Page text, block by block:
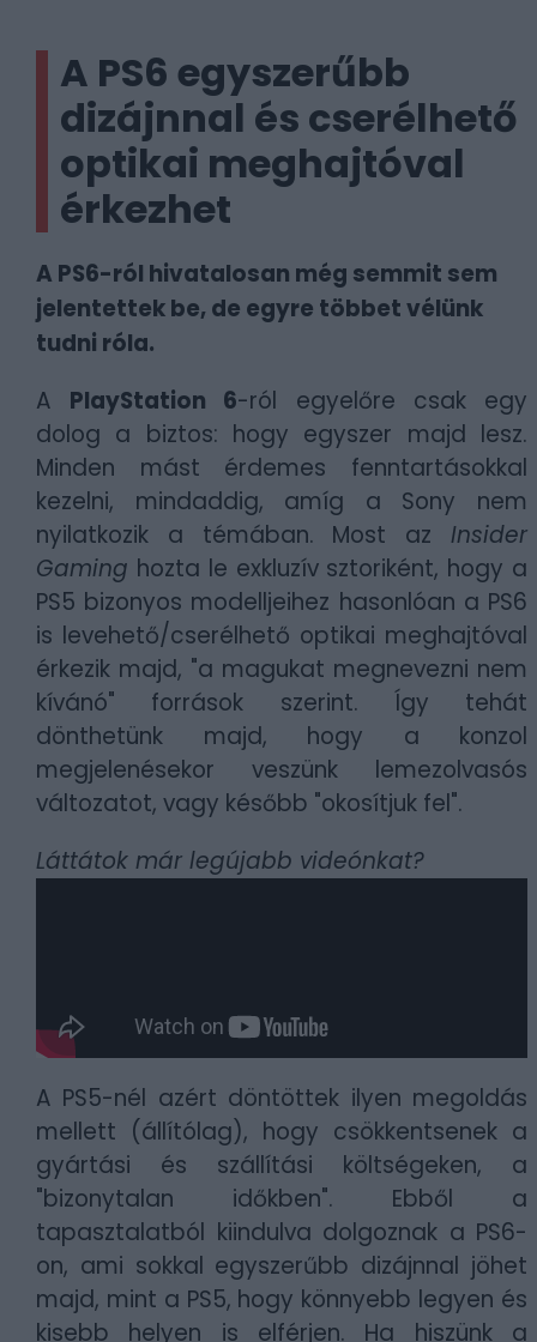
A PS6 egyszerűbb
dizájnnal és cserélhető
optikai meghajtóval
érkezhet
A PS6-ról hivatalosan még semmit sem
jelentettek be, de egyre többet vélünk
tudni róla.
A PlayStation 6-ról egyelőre csak egy
dolog a biztos: hogy egyszer majd lesz.
Minden mást érdemes fenntartásokkal
kezelni, mindaddig, amíg a Sony nem
nyilatkozik a témában. Most az Insider
Gaming hozta le exkluzív sztoriként, hogy a
PS5 bizonyos modelljeihez hasonlóan a PS6
is levehető/cserélhető optikai meghajtóval
érkezik majd, "a magukat megnevezni nem
kívánó" források szerint. Így tehát
dönthetünk majd, hogy a konzol
megjelenésekor veszünk lemezolvasós
változatot, vagy később "okosítjuk fel".
Láttátok már legújabb videónkat?
A PS5-nél azért döntöttek ilyen megoldás
mellett (állítólag), hogy csökkentsenek a
gyártási és szállítási költségeken, a
"bizonytalan időkben". Ebből a
tapasztalatból kiindulva dolgoznak a PS6-
on, ami sokkal egyszerűbb dizájnnal jöhet
majd, mint a PS5, hogy könnyebb legyen és
kisebb helyen is elférjen. Ha hiszünk a